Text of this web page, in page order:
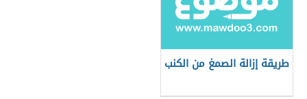
طريقة إزالة الصمغ من الكنب